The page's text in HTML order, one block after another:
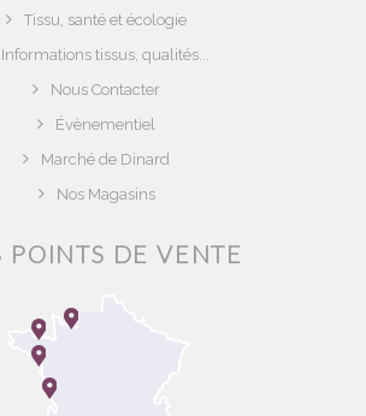
Tissu, santé et écologie
Informations tissus, qualités...
Nous Contacter
Évènementiel
Marché de Dinard
Nos Magasins
POINTS DE VENTE